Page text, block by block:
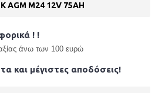
AGM M24 12V 75AH
! !
άνω των 100 ευρώ
και μέγιστες αποδόσεις!